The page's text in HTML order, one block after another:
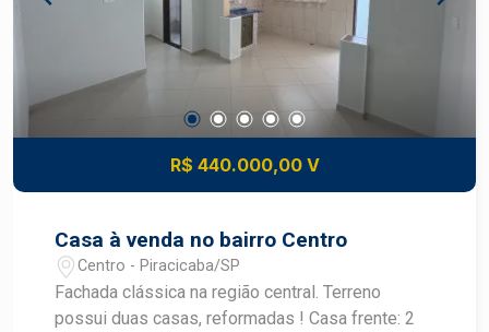
R$ 440.000,00 V
Casa à venda no bairro Centro
Centro - Piracicaba/SP
Fachada clássica na região central. Terreno
possui duas casas, reformadas ! Casa frente: 2